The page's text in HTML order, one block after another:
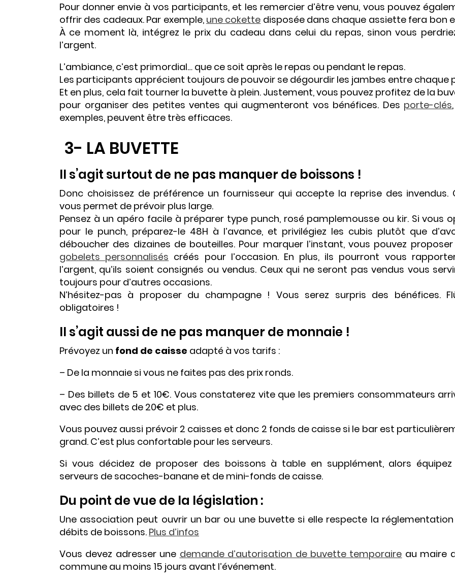
Pour donner envie à vos participants, et les remercier d’être venu, vous pouvez
offrir des cadeaux. Par exemple, une cokette disposée dans chaque assiette fera bon
À ce moment là, intégrez le prix du cadeau dans celui du repas, sinon vous
l’argent.
L’ambiance, c’est primordial… que ce soit après le repas ou pendant le repas.
Les participants apprécient toujours de pouvoir se dégourdir les jambes entre chaque
Et en plus, cela fait tourner la buvette à plein. Justement, vous pouvez profitez de la
pour organiser des petites ventes qui augmenteront vos bénéfices. Des porte-clés
exemples, peuvent être très efficaces.
3- LA BUVETTE
Il s’agit surtout de ne pas manquer de boissons !
Donc choisissez de préférence un fournisseur qui accepte la reprise des invendus.
vous permet de prévoir plus large.
Pensez à un apéro facile à préparer type punch, rosé pamplemousse ou kir. Si vous
pour le punch, préparez-le 48H à l’avance, et privilégiez les cubis plutôt que
déboucher des dizaines de bouteilles. Pour marquer l’instant, vous pouvez
gobelets personnalisés créés pour l’occasion. En plus, ils pourront vous
l’argent, qu’ils soient consignés ou vendus. Ceux qui ne seront pas vendus vous
toujours pour d’autres occasions.
N’hésitez-pas à proposer du champagne ! Vous serez surpris des bénéfices.
obligatoires !
Il s’agit aussi de ne pas manquer de monnaie !
Prévoyez un fond de caisse adapté à vos tarifs :
– De la monnaie si vous ne faites pas des prix ronds.
– Des billets de 5 et 10€. Vous constaterez vite que les premiers consommateurs
avec des billets de 20€ et plus.
Vous pouvez aussi prévoir 2 caisses et donc 2 fonds de caisse si le bar est
grand. C’est plus confortable pour les serveurs.
Si vous décidez de proposer des boissons à table en supplément, alors équipez
serveurs de sacoches-banane et de mini-fonds de caisse.
Du point de vue de la législation :
Une association peut ouvrir un bar ou une buvette si elle respecte la
débits de boissons. Plus d’infos
Vous devez adresser une demande d’autorisation de buvette temporaire au maire
commune au moins 15 jours avant l’événement.